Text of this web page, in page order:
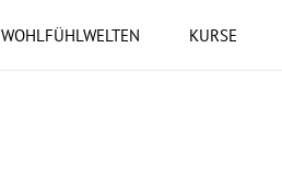
WOHLFÜHLWELTEN KURSE